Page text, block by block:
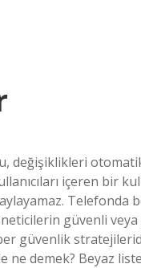
değişiklikleri
içeren bir
Telefonda
güvenli
güvenlik
ne demek? Beyaz